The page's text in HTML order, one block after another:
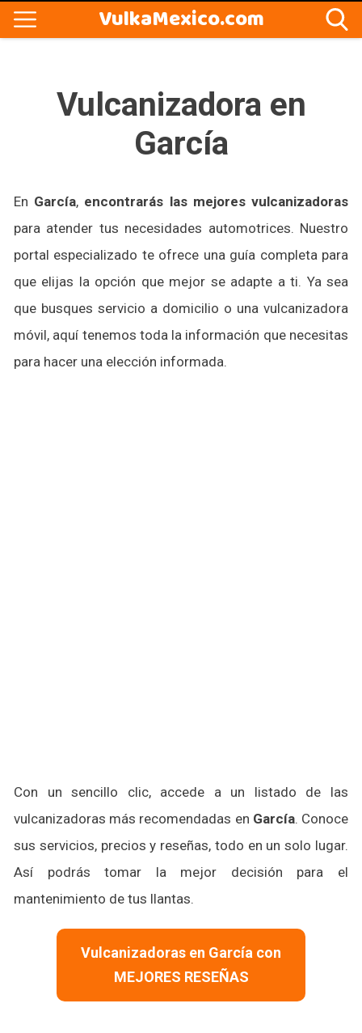
VulkaMexico.com
Vulcanizadora en
García
En García, encontrarás las mejores vulcanizadoras
para atender tus necesidades automotrices. Nuestro
portal especializado te ofrece una guía completa para
que elijas la opción que mejor se adapte a ti. Ya sea
que busques servicio a domicilio o una vulcanizadora
móvil, aquí tenemos toda la información que necesitas
para hacer una elección informada.
Con un sencillo clic, accede a un listado de las
vulcanizadoras más recomendadas en García. Conoce
sus servicios, precios y reseñas, todo en un solo lugar.
Así podrás tomar la mejor decisión para el
mantenimiento de tus llantas.
Vulcanizadoras en García con
MEJORES RESEÑAS